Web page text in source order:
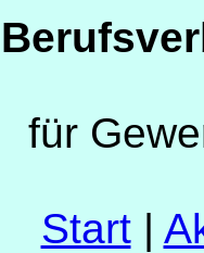
für
Start|